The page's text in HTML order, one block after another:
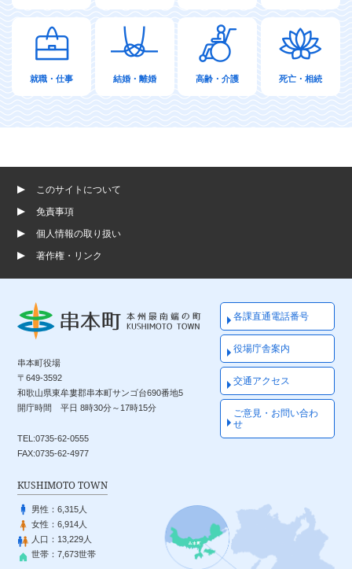
就職・仕事 結婚・離婚 高齢・介護 死亡・相続
このサイトについて
免責事項
個人情報の取り扱い
著作権・リンク
串本町役場
〒649-3592
和歌山県東牟婁郡串本町サンゴ台690番地5
開庁時間 平日 8時30分～17時15分
TEL:0735-62-0555
FAX:0735-62-4977
各課直通電話番号
役場庁舎案内
交通アクセス
ご意見・お問い合わ
せ
KUSHIMOTO TOWN
男性：6,315人
女性：6,914人
人口： 13,229人
世帯：7,673世帯